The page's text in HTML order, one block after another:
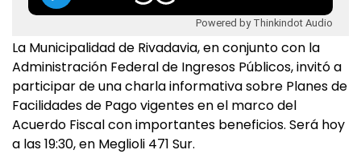
Powered by Thinkindot Audio
La Municipalidad de Rivadavia, en conjunto con la
Administración Federal de Ingresos Públicos, invitó a
participar de una charla informativa sobre Planes de
Facilidades de Pago vigentes en el marco del
Acuerdo Fiscal con importantes beneficios. Será hoy
a las 19:30, en Meglioli 471 Sur.